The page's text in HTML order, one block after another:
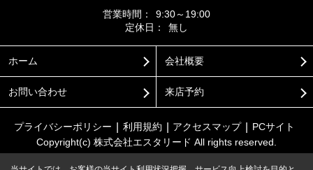
営業時間：
9:30～19:00
定休日：
無し
ホーム 会社概要
お問い合わせ 来店予約
プライバシーポリシー 利用規約 アクセスマップ
PCサイト
Copyright(c) 株式会社エスタリード All rights reserved.